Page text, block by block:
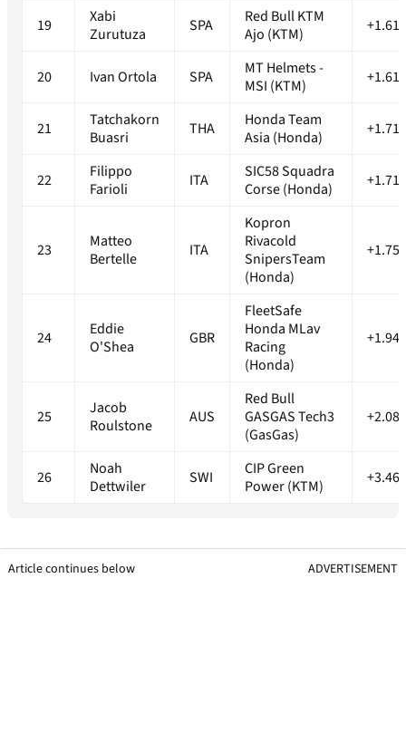
19
Xabi
Zurutuza
SPA
Red Bull KTM
Ajo (KTM)
20 Ivan Ortola SPA
MT Helmets -
MSI (KTM)
21
Tatchakorn
Buasri
THA
Honda Team
Asia (Honda)
22
Filippo
Farioli
ITA
SIC58 Squadra
Corse (Honda)
23
Matteo
Bertelle
ITA
Kopron
Rivacold
SnipersTeam
(Honda)
24
Eddie
O'Shea
GBR
FleetSafe
Honda MLav
Racing
(Honda)
25
Jacob
Roulstone
AUS
Red Bull
GASGAS Tech3
(GasGas)
26
Noah
Dettwiler
SWI
CIP Green
Power (KTM)
Article continues below ADVERTISEMENT